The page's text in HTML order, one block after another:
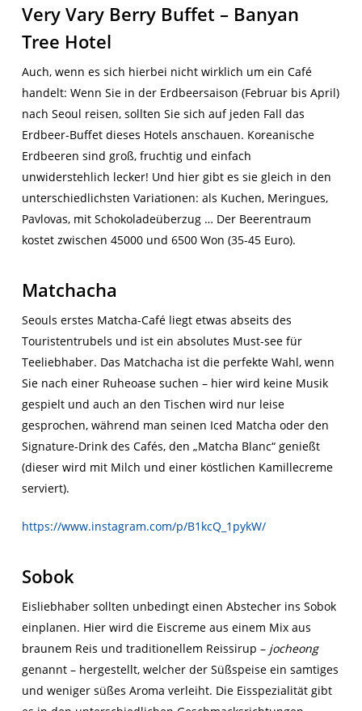
Very Vary Berry Buffet – Banyan
Tree Hotel
Auch, wenn es sich hierbei nicht wirklich um ein Café
handelt: Wenn Sie in der Erdbeersaison (Februar bis April)
nach Seoul reisen, sollten Sie sich auf jeden Fall das
Erdbeer-Buffet dieses Hotels anschauen. Koreanische
Erdbeeren sind groß, fruchtig und einfach
unwiderstehlich lecker! Und hier gibt es sie gleich in den
unterschiedlichsten Variationen: als Kuchen, Meringues,
Pavlovas, mit Schokoladeüberzug … Der Beerentraum
kostet zwischen 45000 und 6500 Won (35-45 Euro).
Matchacha
Seouls erstes Matcha-Café liegt etwas abseits des
Touristentrubels und ist ein absolutes Must-see für
Teeliebhaber. Das Matchacha ist die perfekte Wahl, wenn
Sie nach einer Ruheoase suchen – hier wird keine Musik
gespielt und auch an den Tischen wird nur leise
gesprochen, während man seinen Iced Matcha oder den
Signature-Drink des Cafés, den „Matcha Blanc“ genießt
(dieser wird mit Milch und einer köstlichen Kamillecreme
serviert).
https://www.instagram.com/p/B1kcQ_1pykW/
Sobok
Eisliebhaber sollten unbedingt einen Abstecher ins Sobok
einplanen. Hier wird die Eiscreme aus einem Mix aus
braunem Reis und traditionellem Reissirup – jocheong
genannt – hergestellt, welcher der Süßspeise ein samtiges
und weniger süßes Aroma verleiht. Die Eisspezialität gibt